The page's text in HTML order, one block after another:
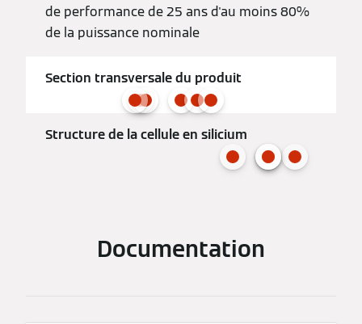
de performance de 25 ans d'au moins 80%
de la puissance nominale
Section transversale du produit
Structure de la cellule en silicium
Documentation